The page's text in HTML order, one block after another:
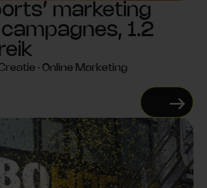
marketing
1.2
· Online Marketing